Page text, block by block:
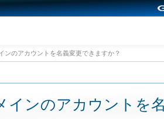
ンのアカウントを名義変更できますか？
インのアカウントを